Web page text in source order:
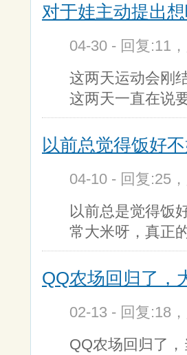
对于娃主动提出
04-30 - 回复:11
这两天运动会刚
这两天一直在说
以前总觉得饭好
04-10 - 回复:25
以前总是觉得饭
常大米呀，真正
QQ农场回归了，
02-13 - 回复:18
QQ农场回归了